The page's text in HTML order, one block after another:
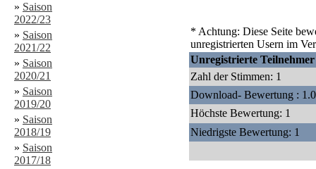
» Saison
2022/23
» Saison
2021/22
» Saison
2020/21
» Saison
2019/20
» Saison
2018/19
» Saison
2017/18
* Achtung: Diese Seite
unregistrierten Usern im
Unregistrierte Teilnehmer
Zahl der Stimmen: 1
Download- Bewertung :
Höchste Bewertung: 1
Niedrigste Bewertung: 1